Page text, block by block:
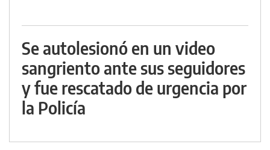
Se autolesionó en un video
sangriento ante sus seguidores
y fue rescatado de urgencia por
la Policía